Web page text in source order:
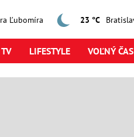
Ľubomíra 23 °C
LIFESTYLE VOĽNÝ ČAS